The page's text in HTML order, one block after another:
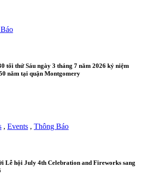
tối thứ Sáu ngày 3 tháng 7 năm 2026 kỷ niệm
năm tại quận Montgomery
, Events , Thông Báo
Lễ hội July 4th Celebration and Fireworks sang